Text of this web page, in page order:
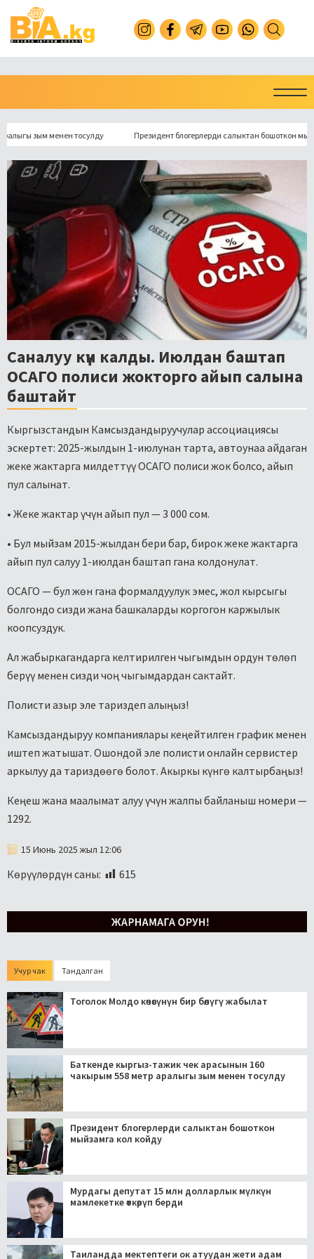
зым менен тосулду Президент блогерлерди салыктан бошоткон мыйзамга
Саналуу күн калды. Июлдан баштап
ОСАГО полиси жокторго айып салына
баштайт
Кыргызстандын Камсыздандыруучулар ассоциациясы
эскертет: 2025-жылдын 1-июлунан тарта, автоунаа айдаган
жеке жактарга милдеттүү ОСАГО полиси жок болсо, айып
пул салынат.
• Жеке жактар үчүн айып пул — 3 000 сом.
• Бул мыйзам 2015-жылдан бери бар, бирок жеке жактарга
айып пул салуу 1-июлдан баштап гана колдонулат.
ОСАГО — бул жөн гана формалдуулук эмес, жол кырсыгы
болгондо сизди жана башкаларды коргогон каржылык
коопсуздук.
Ал жабыркагандарга келтирилген чыгымдын ордун төлөп
берүү менен сизди чоң чыгымдардан сактайт.
Полисти азыр эле тариздеп алыңыз!
Камсыздандыруу компаниялары кеңейтилген график менен
иштеп жатышат. Ошондой эле полисти онлайн сервистер
аркылуу да тариздөөгө болот. Акыркы күнгө калтырбаңыз!
Кеңеш жана маалымат алуу үчүн жалпы байланыш номери —
1292.
15 Июнь 2025 жыл 12:06
Көрүүлөрдүн саны: 615
Учур чак Тандалган
Тоголок Молдо көчөсүнүн бир бөлүгү жабылат
Баткенде кыргыз-тажик чек арасынын 160
чакырым 558 метр аралыгы зым менен тосулду
Президент блогерлерди салыктан бошоткон
мыйзамга кол койду
Мурдагы депутат 15 млн долларлык мүлкүн
мамлекетке өткөрүп берди
Таиландда мектептеги ок атуудан жети адам